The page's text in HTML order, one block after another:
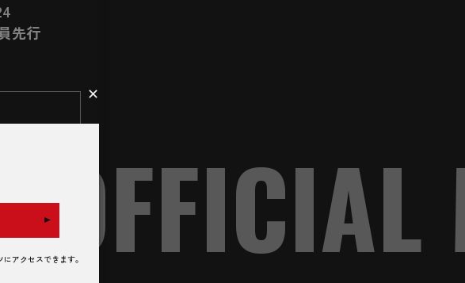
先行
08
✕
アクセスできます。